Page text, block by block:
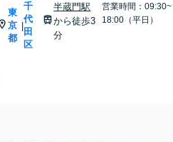
東
京
都
|
千
代
田
区
半蔵門駅
から徒歩3
分
営業時間：09:30~
18:00（平日）